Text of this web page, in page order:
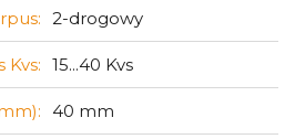
2-drogowy
Kvs: 15...40 Kvs
40 mm